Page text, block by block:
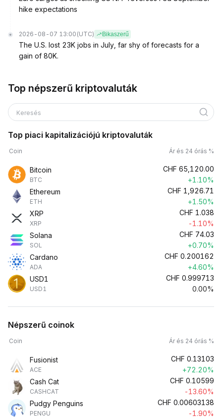
hike expectations
2026-08-07 13:00 (UTC) Bikaszerű
The U.S. lost 23K jobs in July, far shy of forecasts for a
gain of 80K.
Top népszerű kriptovaluták
Keresés
Top piaci kapitalizációjú kriptovaluták
Coin Ár és 24 órás %
Bitcoin
BTC
CHF 65,120.00
+1.10%
Ethereum
ETH
CHF 1,926.71
+1.50%
XRP
XRP
CHF 1.038
-1.10%
Solana
SOL
CHF 74.03
+0.70%
Cardano
ADA
CHF 0.200162
+4.60%
USD1
USD1
CHF 0.999713
0.00%
Népszerű coinok
Coin Ár és 24 órás %
Fusionist
ACE
CHF 0.13103
+72.20%
Cash Cat
CASHCAT
CHF 0.10599
-13.60%
Pudgy Penguins
PENGU
CHF 0.00603138
-1.90%